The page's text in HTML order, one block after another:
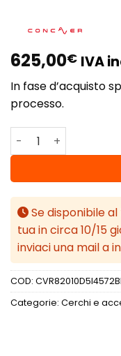
625,00€ IVA
In fase d’acquisto
processo.
Concaver CVR8
Se disponibile
tua in circa 10/15
inviaci una mail a
COD:
Categorie: Cerchi e